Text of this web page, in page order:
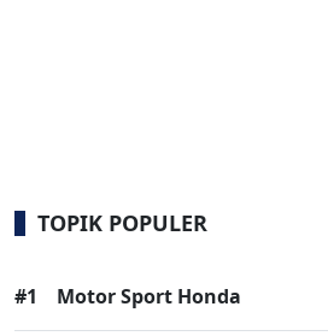
TOPIK POPULER
#1 Motor Sport Honda